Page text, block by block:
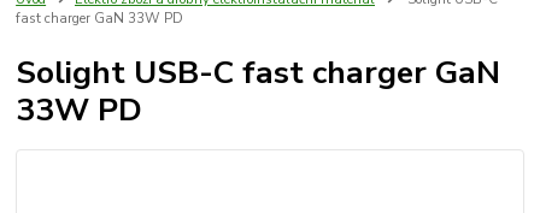
fast charger GaN 33W PD
Solight USB-C fast charger GaN
33W PD